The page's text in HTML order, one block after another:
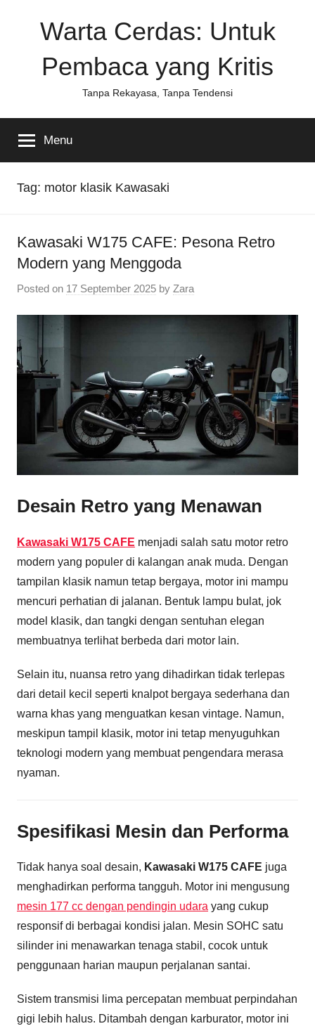
Warta Cerdas: Untuk
Pembaca yang Kritis
Tanpa Rekayasa, Tanpa Tendensi
Menu
Tag: motor klasik Kawasaki
Kawasaki W175 CAFE: Pesona Retro
Modern yang Menggoda
Posted on 17 September 2025 by Zara
Desain Retro yang Menawan
Kawasaki W175 CAFE menjadi salah satu motor retro
modern yang populer di kalangan anak muda. Dengan
tampilan klasik namun tetap bergaya, motor ini mampu
mencuri perhatian di jalanan. Bentuk lampu bulat, jok
model klasik, dan tangki dengan sentuhan elegan
membuatnya terlihat berbeda dari motor lain.
Selain itu, nuansa retro yang dihadirkan tidak terlepas
dari detail kecil seperti knalpot bergaya sederhana dan
warna khas yang menguatkan kesan vintage. Namun,
meskipun tampil klasik, motor ini tetap menyuguhkan
teknologi modern yang membuat pengendara merasa
nyaman.
Spesifikasi Mesin dan Performa
Tidak hanya soal desain, Kawasaki W175 CAFE juga
menghadirkan performa tangguh. Motor ini mengusung
mesin 177 cc dengan pendingin udara yang cukup
responsif di berbagai kondisi jalan. Mesin SOHC satu
silinder ini menawarkan tenaga stabil, cocok untuk
penggunaan harian maupun perjalanan santai.
Sistem transmisi lima percepatan membuat perpindahan
gigi lebih halus. Ditambah dengan karburator, motor ini